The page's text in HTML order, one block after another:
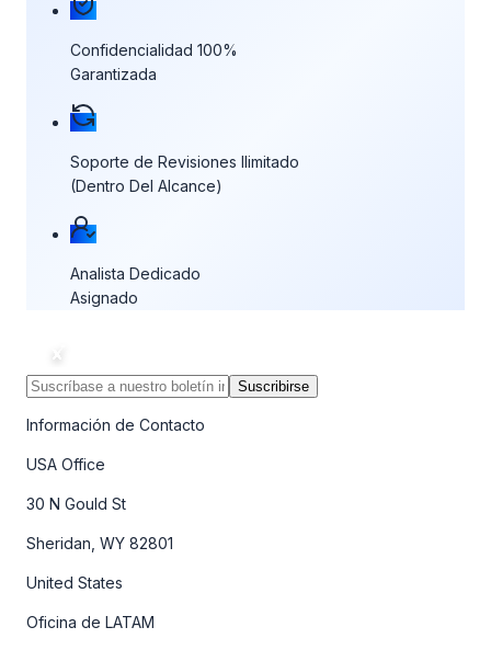
Nuestras garantías de compra
Confidencialidad 100%
Garantizada
Soporte de Revisiones Ilimitado
(Dentro Del Alcance)
Analista Dedicado
Asignado
Suscribirse
Información de Contacto
USA Office
30 N Gould St
Sheridan, WY 82801
United States
Oficina de LATAM